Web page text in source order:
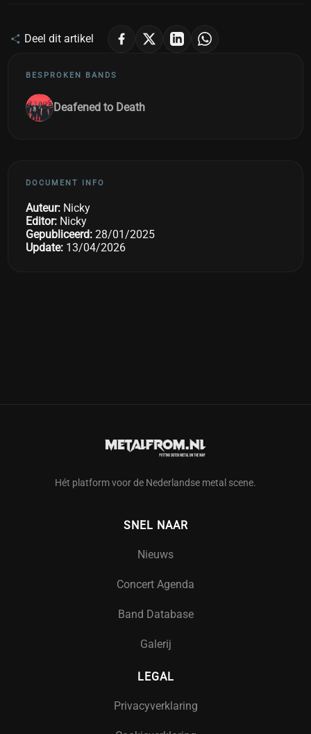
Deel dit artikel
BESPROKEN BANDS
Deafened to Death
DOCUMENT INFO
Auteur: Nicky
Editor: Nicky
Gepubliceerd: 28/01/2025
Update: 13/04/2026
Hét platform voor de Nederlandse metal scene.
SNEL NAAR
Nieuws
Concert Agenda
Band Database
Galerij
LEGAL
Privacyverklaring